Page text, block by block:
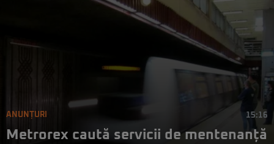
ANUNȚURI 15:16
Metrorex caută servicii de mentenanță